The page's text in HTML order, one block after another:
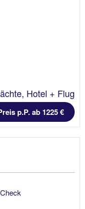
Hotel + Flug
p.P. ab 1225 €